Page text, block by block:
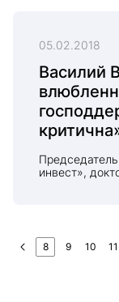
«Центр-
Высоков.
05.02.2018
Василий
инвест»,
8 9 10 11